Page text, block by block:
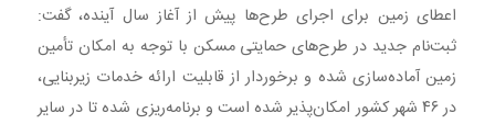
اعطای زمین برای اجرای طرح‌ها پیش از آغاز سال آینده، گفت:
ثبت‌نام جدید در طرح‌های حمایتی مسکن با توجه به امکان تأمین
زمین آماده‌سازی شده و برخوردار از قابلیت ارائه خدمات زیربنایی،
در ۴۶ شهر کشور امکان‌پذیر شده است و برنامه‌ریزی شده تا در سایر